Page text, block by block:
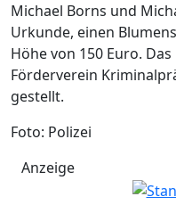
Michael Borns und
Urkunde, einen
Höhe von 150 Euro.
Förderverein
gestellt.
Foto: Polizei
Anzeige